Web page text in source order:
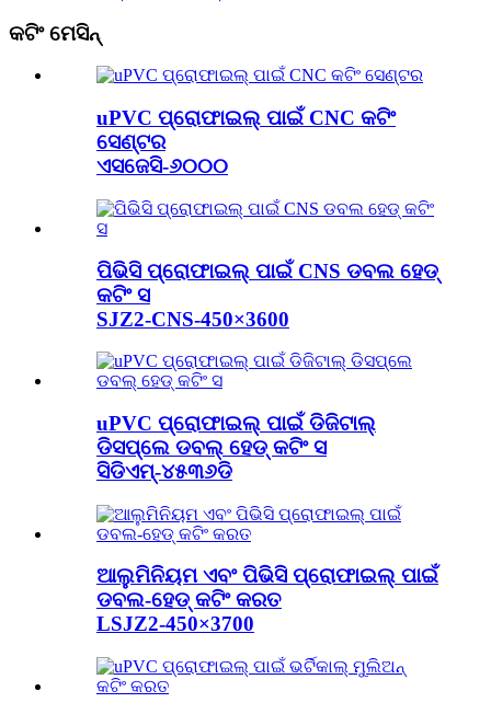
କଟିଂ ମେସିନ୍
uPVC ପ୍ରୋଫାଇଲ୍ ପାଇଁ CNC କଟିଂ
ସେଣ୍ଟର
ଏସଜେସି-୬୦୦୦
ପିଭିସି ପ୍ରୋଫାଇଲ୍ ପାଇଁ CNS ଡବଲ ହେଡ୍
କଟିଂ ସ
SJZ2-CNS-450×3600
uPVC ପ୍ରୋଫାଇଲ୍ ପାଇଁ ଡିଜିଟାଲ୍
ଡିସପ୍ଲେ ଡବଲ୍ ହେଡ୍ କଟିଂ ସ
ସିଡିଏମ୍-୪୫୩୬ଡି
ଆଲୁମିନିୟମ ଏବଂ ପିଭିସି ପ୍ରୋଫାଇଲ୍ ପାଇଁ
ଡବଲ-ହେଡ୍ କଟିଂ କରତ
LSJZ2-450×3700